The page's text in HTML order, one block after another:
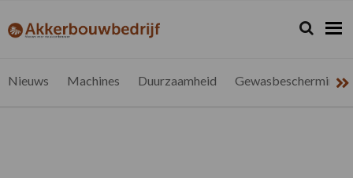
de
de
de
de
akkerbouwbedrijf.be
Nieuws
Zoeken...
Zoek
Nieuws Machines Duurzaamheid Gewasbescherming